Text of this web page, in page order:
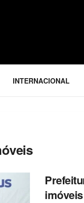
INTERNACIONAL